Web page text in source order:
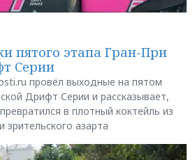
пятого этапа Гран-При
Серии
провёл выходные на пятом
Дрифт Серии и рассказывает,
в плотный коктейль из
азарта